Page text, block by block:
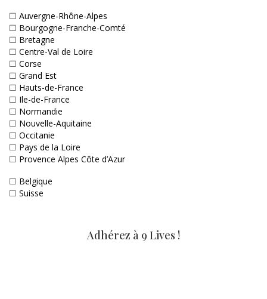
☐ Auvergne-Rhône-Alpes
☐ Bourgogne-Franche-Comté
☐ Bretagne
☐ Centre-Val de Loire
☐ Corse
☐ Grand Est
☐ Hauts-de-France
☐ Ile-de-France
☐ Normandie
☐ Nouvelle-Aquitaine
☐ Occitanie
☐ Pays de la Loire
☐ Provence Alpes Côte d’Azur
☐ Belgique
☐ Suisse
Adhérez à 9 Lives !